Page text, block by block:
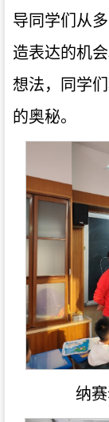
导同学们从
造表达的机
想法，同学
的奥秘。
纳